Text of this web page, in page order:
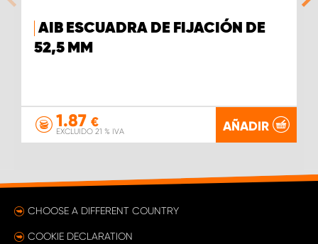
AIB ESCUADRA DE FIJACIÓN DE
52,5 MM
1.87 €
EXCLUIDO 21 % IVA AÑADIR
CHOOSE A DIFFERENT COUNTRY
COOKIE DECLARATION